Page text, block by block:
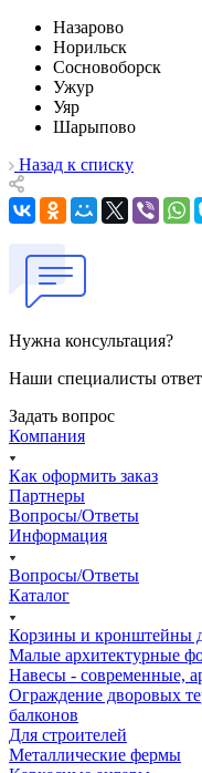
Назарово
Норильск
Сосновоборск
Ужур
Уяр
Шарыпово
Назад к списку
Нужна консультация?
Наши специалисты
Задать вопрос
Компания
Как оформить заказ
Партнеры
Вопросы/Ответы
Информация
Вопросы/Ответы
Каталог
Корзины и кронштейны
Малые архитектурные
Навесы - современные,
Ограждение дворовых
балконов
Для строителей
Металлические фермы